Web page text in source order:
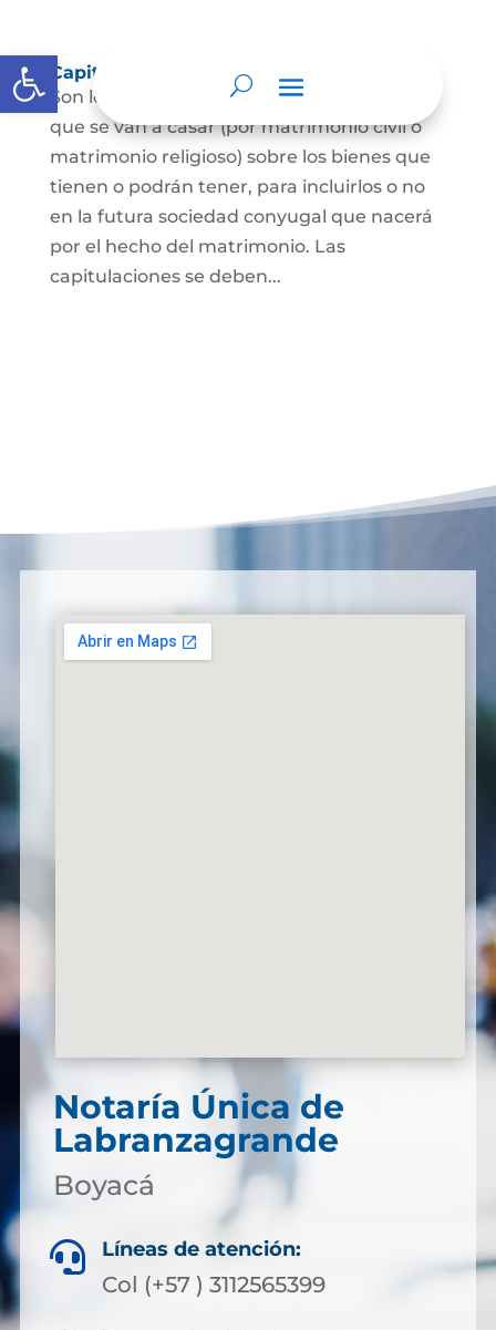
Abrir barra de herramientas
Capitulaciones Matrimoniales
Son los acuerdos que hacen las personas
que se van a casar (por matrimonio civil o
matrimonio religioso) sobre los bienes que
tienen o podrán tener, para incluirlos o no
en la futura sociedad conyugal que nacerá
por el hecho del matrimonio. Las
capitulaciones se deben...
Notaría Única de
Labranzagrande
Boyacá
 Líneas de atención:
Col (+57 ) 3112565399